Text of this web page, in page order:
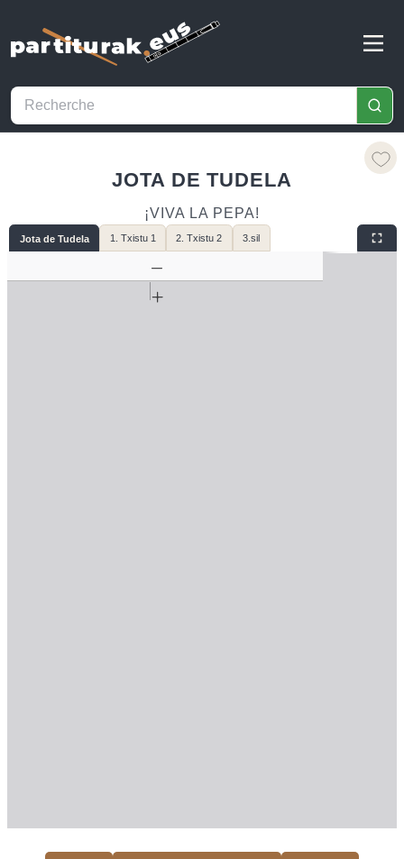
JOTA DE TUDELA
¡VIVA LA PEPA!
Jota de Tudela 1. Txistu 1 2. Txistu 2 3.sil